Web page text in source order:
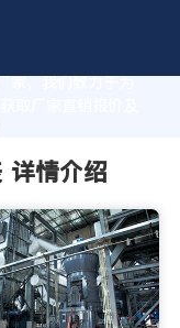
家，我们致力于为
取厂家直销报价及
详情介绍